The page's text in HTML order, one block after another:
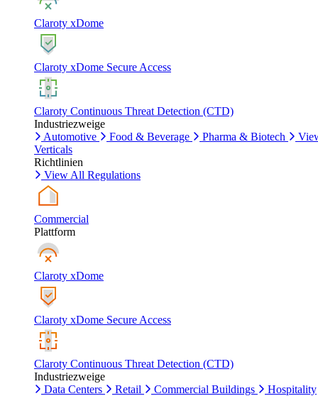
Claroty xDome
Claroty xDome Secure Access
Claroty Continuous Threat Detection (CTD)
Industriezweige
Automotive
Food & Beverage Pharma & Biotech
Verticals
Richtlinien
View All Regulations
Commercial
Plattform
Claroty xDome
Claroty xDome Secure Access
Claroty Continuous Threat Detection (CTD)
Industriezweige
Data Centers
Retail Commercial Buildings Hospitality